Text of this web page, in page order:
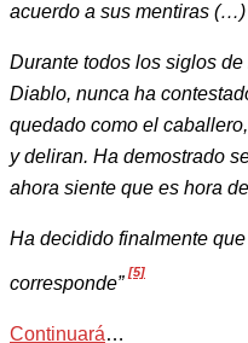
acuerdo a sus mentiras (…)
Durante todos los siglos
Diablo, nunca ha
quedado como el
y deliran. Ha demostrado
ahora siente que es hora
Ha decidido finalmente
corresponde”
[5]
Continuará…